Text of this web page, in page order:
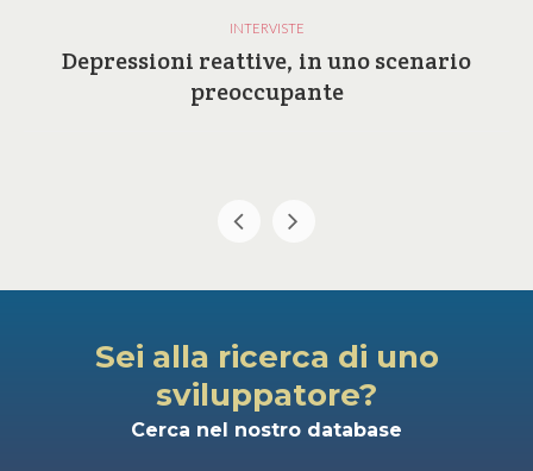
INTERVISTE
Depressioni reattive, in uno scenario
preoccupante
Sei alla ricerca di uno
sviluppatore?
Cerca nel nostro database